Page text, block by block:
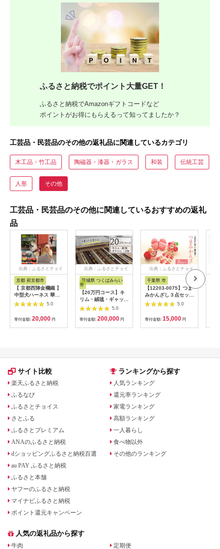
ふるさと納税でポイント大量GET！
ふるさと納税でAmazonギフトコードなど
ポイントがお得にもらえるって知ってましたか？
工芸品・民芸品のその他の返礼品に関連しているカテゴリ
木工品・竹工品 陶磁器・漆器・ガラス 和装 伝統工芸
人形 その他
工芸品・民芸品のその他に関連しているおすすめの返礼
品
出典：ふるさとチョイ
ス
京都 府京都市
【 京都西陣金襴織 】
中型犬ハーネス 華
（松皮菱 金）《柴犬
柄コースター付き！》
【柴犬コウタのハッピ
ィショップ】［ 犬用
ハーネス 背中に乗せ
め ギフト プレゼント
無料 ふるさと納税 ］
5.0
寄付金額: 20,000 円
出典：ふるさとチョイ
ス
茨城県 つくばみらい
市
【20万円コース】キ
リム・絨毯・ギャッ
ベ 豊富なカタログか
ら自由に選べる！【各
限定1点 】 キリム 絨
毯 ギャッベ ラグ 手織
5.0
寄付金額: 200,000 円
出典：ふるさとチョイ
千葉県 市
【12203-0075】つま
みかんざし３点セット
＜パステルピンク＞
5.0
寄付金額: 15,000 円
サイト比較
楽天ふるさと納税
ふるなび
ふるさとチョイス
さとふる
ふるさとプレミアム
ANAのふるさと納税
dショッピングふるさと納税百選
au PAY ふるさと納税
ふるさと本舗
ヤフーのふるさと納税
マイナビふるさと納税
ポイント還元キャンペーン
ランキングから探す
人気ランキング
還元率ランキング
家電ランキング
高額ランキング
一人暮らし
食べ物以外
その他のランキング
人気の返礼品から探す
牛肉
定期便